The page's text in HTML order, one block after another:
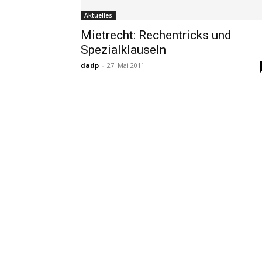
Aktuelles
Mietrecht: Rechentricks und
Spezialklauseln
dadp - 27. Mai 2011